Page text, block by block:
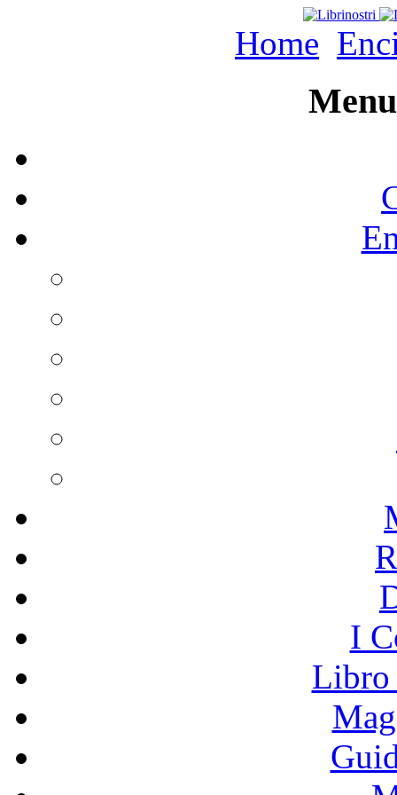
Home
I
Libro